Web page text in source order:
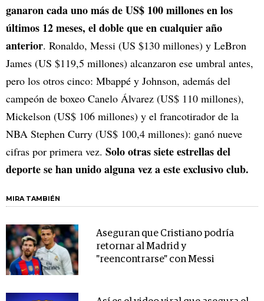
ganaron cada uno más de US$ 100 millones en los
últimos 12 meses, el doble que en cualquier año
anterior. Ronaldo, Messi (US $130 millones) y LeBron
James (US $119,5 millones) alcanzaron ese umbral antes,
pero los otros cinco: Mbappé y Johnson, además del
campeón de boxeo Canelo Álvarez (US$ 110 millones),
Mickelson (US$ 106 millones) y el francotirador de la
NBA Stephen Curry (US$ 100,4 millones): ganó nueve
cifras por primera vez. Solo otras siete estrellas del
deporte se han unido alguna vez a este exclusivo club.
MIRA TAMBIÉN
Aseguran que Cristiano podría
retornar al Madrid y
"reencontrarse" con Messi